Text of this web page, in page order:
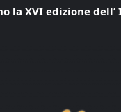
la XVI edizione